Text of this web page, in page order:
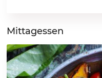
Mittagessen